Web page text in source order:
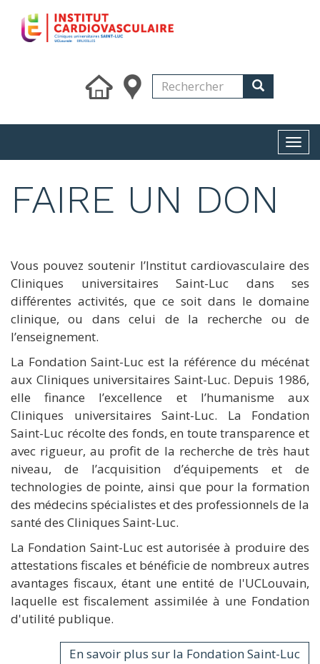
main
Search
Rechercher Rechercher
FAIRE UN DON
Vous pouvez soutenir l’Institut cardiovasculaire des
Cliniques universitaires Saint-Luc dans ses
différentes activités, que ce soit dans le domaine
clinique, ou dans celui de la recherche ou de
l’enseignement.
La Fondation Saint-Luc est la référence du mécénat
aux Cliniques universitaires Saint-Luc. Depuis 1986,
elle finance l’excellence et l’humanisme aux
Cliniques universitaires Saint-Luc. La Fondation
Saint-Luc récolte des fonds, en toute transparence et
avec rigueur, au profit de la recherche de très haut
niveau, de l’acquisition d’équipements et de
technologies de pointe, ainsi que pour la formation
des médecins spécialistes et des professionnels de la
santé des Cliniques Saint-Luc.
La Fondation Saint-Luc est autorisée à produire des
attestations fiscales et bénéficie de nombreux autres
avantages fiscaux, étant une entité de l'UCLouvain,
laquelle est fiscalement assimilée à une Fondation
d'utilité publique.
En savoir plus sur la Fondation Saint-Luc